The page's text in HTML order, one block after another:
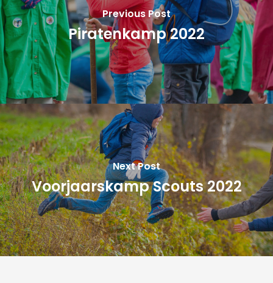
Previous Post
Piratenkamp 2022
Next Post
Voorjaarskamp Scouts 2022